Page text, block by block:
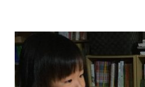
当日の過ごし方